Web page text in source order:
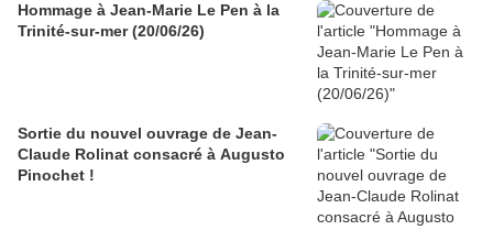
Hommage à Jean-Marie Le Pen à la
Trinité-sur-mer (20/06/26)
Sortie du nouvel ouvrage de Jean-
Claude Rolinat consacré à Augusto
Pinochet !